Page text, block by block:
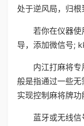
处于逆风局，归根
若你在仪器
导，添加微信号;
内江打麻将
般是指通过一些
实现控制麻将牌功
蓝牙或无线